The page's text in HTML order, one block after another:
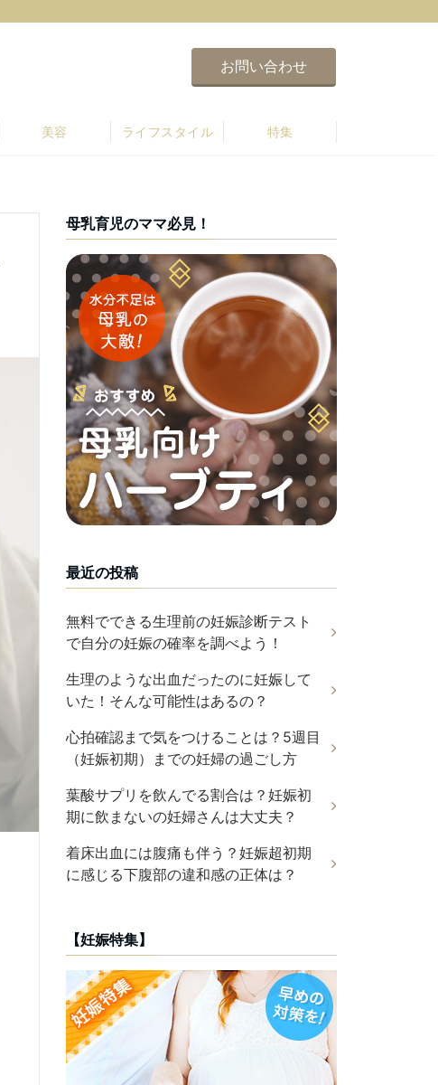
お問い合わせ
美容 ライフスタイル 特集
母乳育児のママ必見！
最近の投稿
無料でできる生理前の妊娠診断テスト
で自分の妊娠の確率を調べよう！
生理のような出血だったのに妊娠して
いた！そんな可能性はあるの？
心拍確認まで気をつけることは？5週目
（妊娠初期）までの妊婦の過ごし方
葉酸サプリを飲んでる割合は？妊娠初
期に飲まないの妊婦さんは大丈夫？
着床出血には腹痛も伴う？妊娠超初期
に感じる下腹部の違和感の正体は？
【妊娠特集】